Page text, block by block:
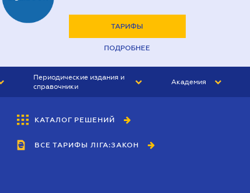
ТАРИФЫ
ПОДРОБНЕЕ
Периодические издания и
справочники
БУХГАЛТЕР&ЗАКОН
ВЕСТНИК МСФО
Академия
КАТАЛОГ РЕШЕНИЙ
ВСЕ ТАРИФЫ ЛІГА:ЗАКОН